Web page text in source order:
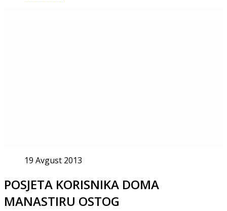
19 Avgust 2013
POSJETA KORISNIKA DOMA
MANASTIRU OSTOG